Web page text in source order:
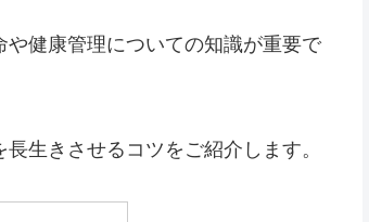
健康管理についての知識が重要で
生きさせるコツをご紹介します。